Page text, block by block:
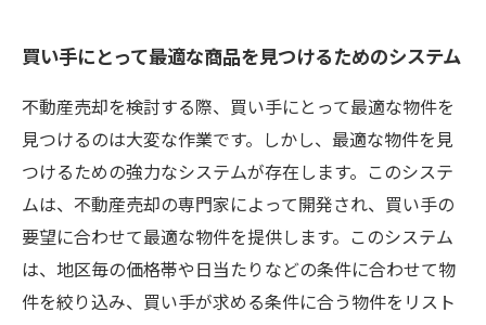
買い手にとって最適な商品を見つけるためのシステム
不動産売却を検討する際、買い手にとって最適な物件を
見つけるのは大変な作業です。しかし、最適な物件を見
つけるための強力なシステムが存在します。このシステ
ムは、不動産売却の専門家によって開発され、買い手の
要望に合わせて最適な物件を提供します。このシステム
は、地区毎の価格帯や日当たりなどの条件に合わせて物
件を絞り込み、買い手が求める条件に合う物件をリスト